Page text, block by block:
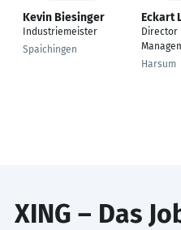
Kevin Biesinger
Industriemeister
Spaichingen
Eckart
Director
Harsum
XING – Das